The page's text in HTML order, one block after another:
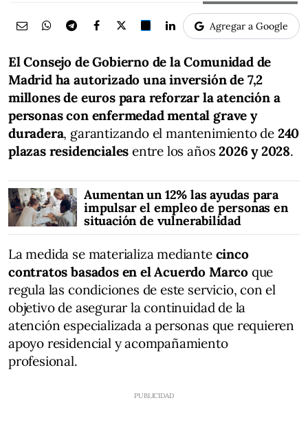
Agregar a Google
El Consejo de Gobierno de la Comunidad de
Madrid ha autorizado una inversión de 7,2
millones de euros para reforzar la atención a
personas con enfermedad mental grave y
duradera, garantizando el mantenimiento de 240
plazas residenciales entre los años2026 y 2028.
Aumentan un 12% las ayudas para
impulsar el empleo de personas en
situación de vulnerabilidad
La medida se materializa mediante cinco
contratos basados en el Acuerdo Marcoque
regula las condiciones de este servicio, con el
objetivo de asegurar la continuidad de la
atención especializada a personas que requieren
apoyo residencial y acompañamiento
profesional.